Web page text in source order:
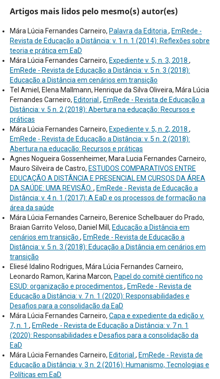
Artigos mais lidos pelo mesmo(s) autor(es)
Mára Lúcia Fernandes Carneiro, Palavra da Editoria , EmRede -
Revista de Educação a Distância: v. 1 n. 1 (2014): Reflexões sobre
teoria e prática em EaD
Mára Lúcia Fernandes Carneiro, Expediente v. 5, n. 3, 2018 ,
EmRede - Revista de Educação a Distância: v. 5 n. 3 (2018):
Educação a Distância em cenários em transição
Tel Amiel, Elena Mallmann, Henrique da Silva Oliveira, Mára Lúcia
Fernandes Carneiro, Editorial , EmRede - Revista de Educação a
Distância: v. 5 n. 2 (2018): Abertura na educação: Recursos e
práticas
Mára Lúcia Fernandes Carneiro, Expediente v. 5, n. 2, 2018 ,
EmRede - Revista de Educação a Distância: v. 5 n. 2 (2018):
Abertura na educação: Recursos e práticas
Agnes Nogueira Gossenheimer, Mara Lucia Fernandes Carneiro,
Mauro Silveira de Castro, ESTUDOS COMPARATIVOS ENTRE
EDUCAÇÃO A DISTÂNCIA E PRESENCIAL EM CURSOS DA ÁREA
DA SAÚDE: UMA REVISÃO. , EmRede - Revista de Educação a
Distância: v. 4 n. 1 (2017): A EaD e os processos de formação na
área da saúde
Mára Lúcia Fernandes Carneiro, Berenice Schelbauer do Prado,
Braian Garrito Veloso, Daniel Mill, Educação a Distância em
cenários em transição , EmRede - Revista de Educação a
Distância: v. 5 n. 3 (2018): Educação a Distância em cenários em
transição
Eliesé Idalino Rodrigues, Mára Lúcia Fernandes Carneiro,
Leonardo Ramon, Karina Marcon, Papel do comitê científico no
ESUD: organização e procedimentos , EmRede - Revista de
Educação a Distância: v. 7 n. 1 (2020): Responsabilidades e
Desafios para a consolidação da EaD
Mára Lúcia Fernandes Carneiro, Capa e expediente da edição v.
7, n. 1 , EmRede - Revista de Educação a Distância: v. 7 n. 1
(2020): Responsabilidades e Desafios para a consolidação da
EaD
Mára Lúcia Fernandes Carneiro, Editorial , EmRede - Revista de
Educação a Distância: v. 3 n. 2 (2016): Humanismo, Tecnologias e
Políticas em EaD